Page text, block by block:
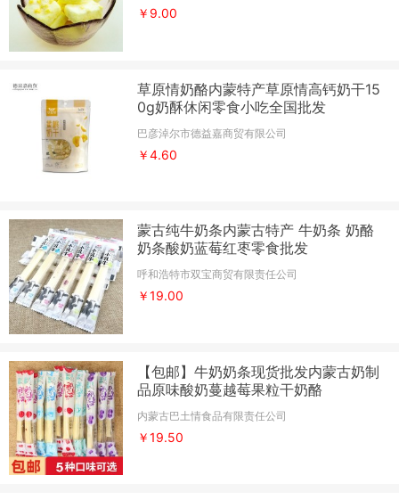
￥9.00
草原情奶酪内蒙特产草原情高钙奶干15
0g奶酥休闲零食小吃全国批发
巴彦淖尔市德益嘉商贸有限公司
￥4.60
蒙古纯牛奶条内蒙古特产 牛奶条 奶酪
奶条酸奶蓝莓红枣零食批发
呼和浩特市双宝商贸有限责任公司
￥19.00
【包邮】牛奶奶条现货批发内蒙古奶制
品原味酸奶蔓越莓果粒干奶酪
内蒙古巴土情食品有限责任公司
￥19.50